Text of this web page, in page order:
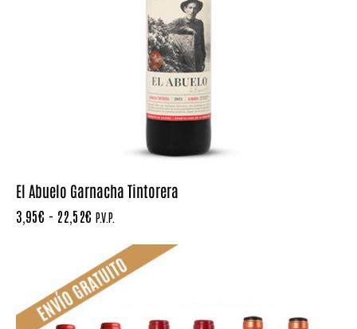
El Abuelo Garnacha Tintorera
3,95€ - 22,52€ P.V.P.